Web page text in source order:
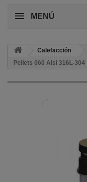
MENÚ
Calefacción
Pellets 060 Aisi 316L-304